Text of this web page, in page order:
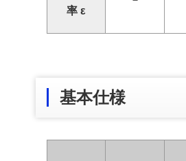
率 ε
基本仕様